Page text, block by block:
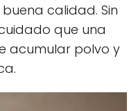
calidad. Sin
que una
acumular polvo y